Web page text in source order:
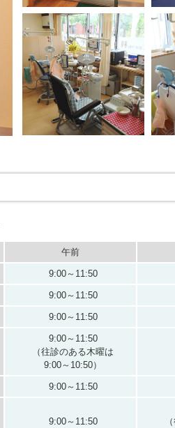
午前
9:00～11:50
9:00～11:50
9:00～11:50
9:00～11:50
（往診のある木曜は
9:00～10:50）
9:00～11:50
9:00～11:50